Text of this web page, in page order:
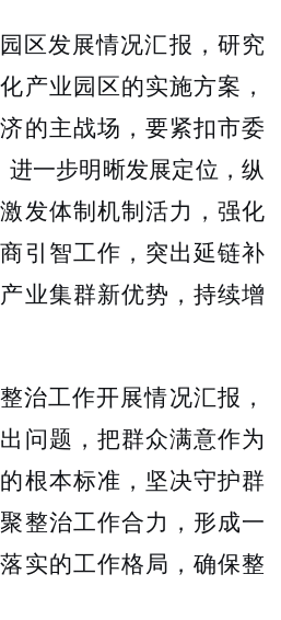
区发展情况汇报，研究
产业园区的实施方案，
的主战场，要紧扣市委
进一步明晰发展定位，纵
发体制机制活力，强化
引智工作，突出延链补
业集群新优势，持续增
治工作开展情况汇报，
问题，把群众满意作为
根本标准，坚决守护群
整治工作合力，形成一
实的工作格局，确保整